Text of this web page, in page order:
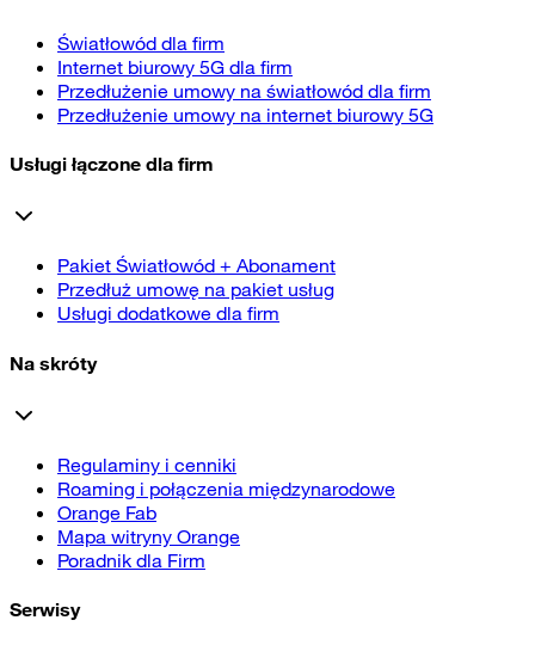
Światłowód dla firm
Internet biurowy 5G dla firm
Przedłużenie umowy na światłowód dla firm
Przedłużenie umowy na internet biurowy 5G
Usługi łączone dla firm
Pakiet Światłowód + Abonament
Przedłuż umowę na pakiet usług
Usługi dodatkowe dla firm
Na skróty
Regulaminy i cenniki
Roaming i połączenia międzynarodowe
Orange Fab
Mapa witryny Orange
Poradnik dla Firm
Serwisy